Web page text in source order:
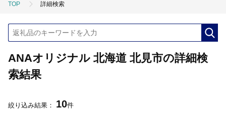
TOP 詳細検索
ANAオリジナル 北海道 北見市の詳細検
索結果
絞り込み結果： 10件